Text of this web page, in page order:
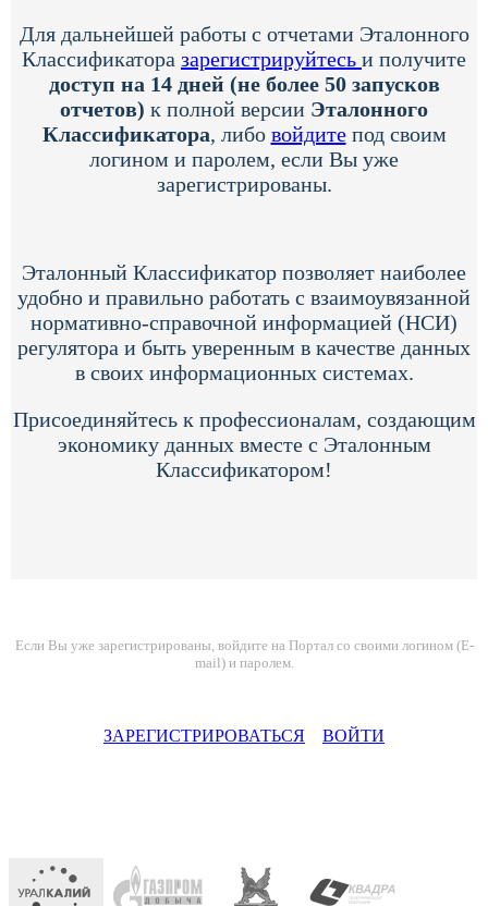
Для дальнейшей работы с отчетами Эталонного
Классификатора зарегистрируйтесь и получите
доступ на 14 дней (не более 50 запусков
отчетов) к полной версии Эталонного
Классификатора, либо войдитепод своим
логином и паролем, если Вы уже
зарегистрированы.
Эталонный Классификатор позволяет наиболее
удобно и правильно работать с взаимоувязанной
нормативно-справочной информацией (НСИ)
регулятора и быть уверенным в качестве данных
в своих информационных системах.
Присоединяйтесь к профессионалам, создающим
экономику данных вместе с Эталонным
Классификатором!
Если Вы уже зарегистрированы, войдите на Портал со своими логином (E-
mail) и паролем.
ЗАРЕГИСТРИРОВАТЬСЯ ВОЙТИ